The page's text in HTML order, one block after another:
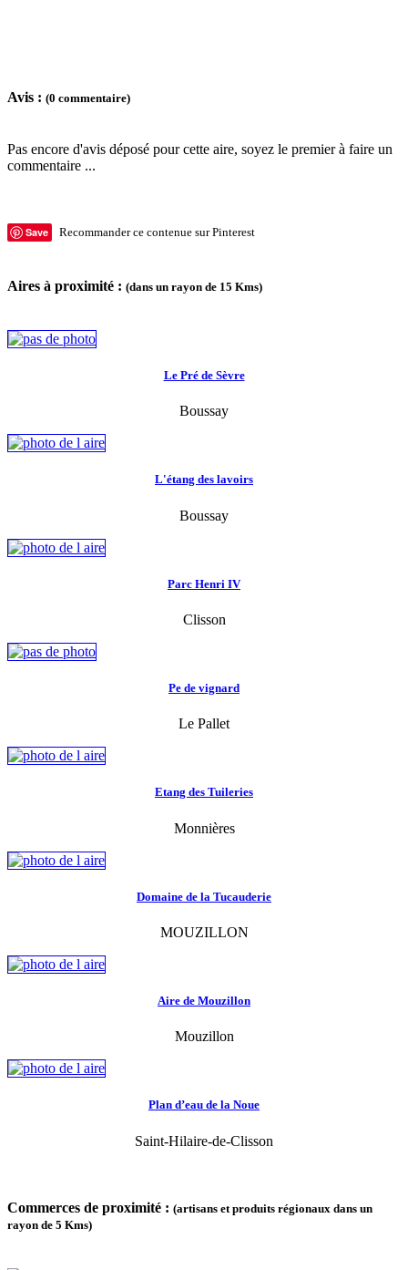
Avis : (0 commentaire)
Pas encore d'avis déposé pour cette aire, soyez le premier à faire un
commentaire ...
Save Recommander ce contenue sur Pinterest
Aires à proximité : (dans un rayon de 15 Kms)
Le Pré de Sèvre
Boussay
L'étang des lavoirs
Boussay
Parc Henri IV
Clisson
Pe de vignard
Le Pallet
Etang des Tuileries
Monnières
Domaine de la Tucauderie
MOUZILLON
Aire de Mouzillon
Mouzillon
Plan d’eau de la Noue
Saint-Hilaire-de-Clisson
Commerces de proximité : (artisans et produits régionaux dans un
rayon de 5 Kms)